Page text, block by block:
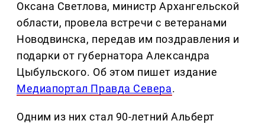
Оксана Светлова, министр Архангельской
области, провела встречи с ветеранами
Новодвинска, передав им поздравления и
подарки от губернатора Александра
Цыбульского. Об этом пишет издание
Медиапортал Правда Севера.
Одним из них стал 90-летний Альберт